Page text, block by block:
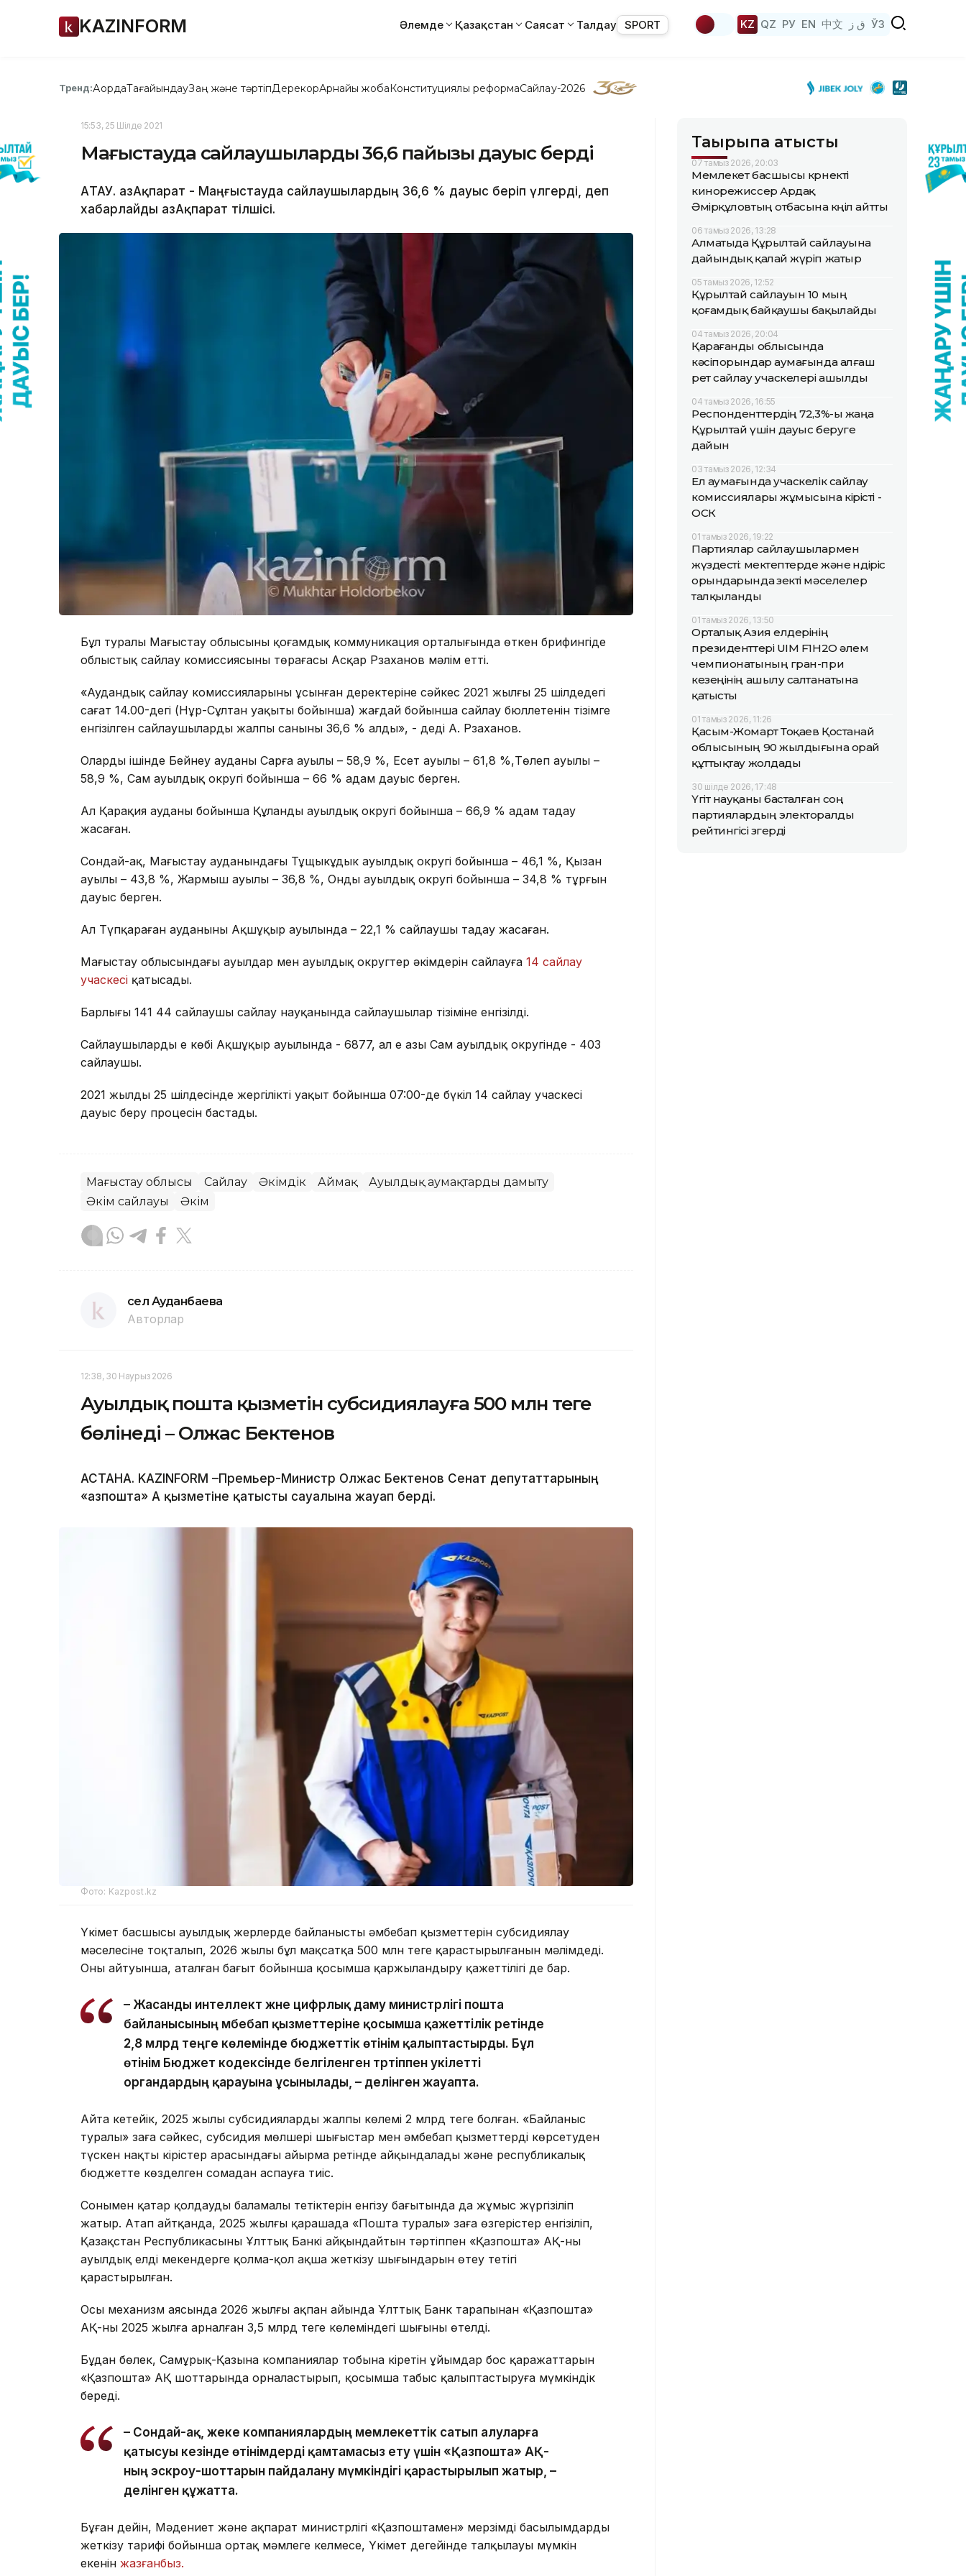
KAZINFORM Әлемде Қазақстан Саясат Талдау SPORT KZ QZ РУ EN 中文 ق ز ЎЗ
Тренд:АқордаТағайындауЗаң және тәртіпДерекқорАрнайы жобаКонституциялық реформаСайлау-2026
15:53, 25 Шілде 2021
Маңғыстауда сайлаушылардың 36,6 пайызы дауыс берді
АҚТАУ. ҚазАқпарат - Маңғыстауда сайлаушылардың 36,6 % дауыс беріп үлгерді, деп
хабарлайды ҚазАқпарат тілшісі.
Бұл туралы Маңғыстау облысының қоғамдық коммуникация орталығында өткен брифингіде
облыстық сайлау комиссиясының төрағасы Асқар Рзаханов мәлім етті.
«Аудандық сайлау комиссияларының ұсынған деректеріне сәйкес 2021 жылғы 25 шілдедегі
сағат 14.00-дегі (Нұр-Сұлтан уақыты бойынша) жағдай бойынша сайлау бюллетенін тізімге
енгізілген сайлаушылардың жалпы санының 36,6 % алды», - деді А. Рзаханов.
Олардың ішінде Бейнеу ауданы Сарға ауылы – 58,9 %, Есет ауылы – 61,8 %,Төлеп ауылы –
58,9 %, Сам ауылдық округі бойынша – 66 % адам дауыс берген.
Ал Қарақия ауданы бойынша Құланды ауылдық округі бойынша – 66,9 % адам таңдау
жасаған.
Сондай-ақ, Маңғыстау ауданындағы Тұщыкұдык ауылдық округі бойынша – 46,1 %, Қызан
ауылы – 43,8 %, Жармыш ауылы – 36,8 %, Онды ауылдық округі бойынша – 34,8 % тұрғын
дауыс берген.
Ал Түпқараған ауданының Ақшұқыр ауылында – 22,1 % сайлаушы таңдау жасаған.
Маңғыстау облысындағы ауылдар мен ауылдық округтер әкімдерін сайлауға 14 сайлау
учаскесі қатысады.
Барлығы 141 44 сайлаушы сайлау науқанында сайлаушылар тізіміне енгізілді.
Сайлаушылардың ең көбі Ақшұқыр ауылында - 6877, ал ең азы Сам ауылдық округінде - 403
сайлаушы.
2021 жылдың 25 шілдесінде жергілікті уақыт бойынша 07:00-де бүкіл 14 сайлау учаскесі
дауыс беру процесін бастады.
Маңғыстау облысы Сайлау Әкімдік Аймақ
Ауылдық аумақтарды дамыту
Әкім сайлауы
Әкім
Әсел Ауданбаева
Авторлар
12:38, 30 Наурыз 2026
Ауылдық пошта қызметін субсидиялауға 500 млн теңге
бөлінеді – Олжас Бектенов
АСТАНА. KAZINFORM –Премьер-Министр Олжас Бектенов Сенат депутаттарының
«Қазпошта» АҚ қызметіне қатысты сауалына жауап берді.
Фото: Kazpost.kz
Үкімет басшысы ауылдық жерлерде байланыстың әмбебап қызметтерін субсидиялау
мәселесіне тоқталып, 2026 жылы бұл мақсатқа 500 млн теңге қарастырылғанын мәлімдеді.
Оның айтуынша, аталған бағыт бойынша қосымша қаржыландыру қажеттілігі де бар.
– Жасанды интеллект және цифрлық даму министрлігі пошта
байланысының әмбебап қызметтеріне қосымша қажеттілік ретінде
2,8 млрд теңге көлемінде бюджеттік өтінім қалыптастырды. Бұл
өтінім Бюджет кодексінде белгіленген тәртіппен уәкілетті
органдардың қарауына ұсынылады, – делінген жауапта.
Айта кетейік, 2025 жылы субсидиялардың жалпы көлемі 2 млрд теңге болған. «Байланыс
туралы» заңға сәйкес, субсидия мөлшері шығыстар мен әмбебап қызметтерді көрсетуден
түскен нақты кірістер арасындағы айырма ретінде айқындалады және республикалық
бюджетте көзделген сомадан аспауға тиіс.
Сонымен қатар қолдаудың баламалы тетіктерін енгізу бағытында да жұмыс жүргізіліп
жатыр. Атап айтқанда, 2025 жылғы қарашада «Пошта туралы» заңға өзгерістер енгізіліп,
Қазақстан Республикасының Ұлттық Банкі айқындайтын тәртіппен «Қазпошта» АҚ-ның
ауылдық елді мекендерге қолма-қол ақша жеткізу шығындарын өтеу тетігі
қарастырылған.
Осы механизм аясында 2026 жылғы ақпан айында Ұлттық Банк тарапынан «Қазпошта»
АҚ-ның 2025 жылға арналған 3,5 млрд теңге көлеміндегі шығыны өтелді.
Бұдан бөлек, Самұрық-Қазына компаниялар тобына кіретін ұйымдар бос қаражаттарын
«Қазпошта» АҚ шоттарында орналастырып, қосымша табыс қалыптастыруға мүмкіндік
береді.
– Сондай-ақ, жеке компаниялардың мемлекеттік сатып алуларға
қатысуы кезінде өтінімдерді қамтамасыз ету үшін «Қазпошта» АҚ-
ның эскроу-шоттарын пайдалану мүмкіндігі қарастырылып жатыр, –
делінген құжатта.
Бұған дейін, Мәдениет және ақпарат министрлігі «Қазпоштамен» мерзімді басылымдарды
жеткізу тарифі бойынша ортақ мәмлеге келмесе, Үкімет деңгейінде талқылауы мүмкін
екенін жазғанбыз.
Тақырыпқа қатысты
07 тамыз 2026, 20:03
Мемлекет басшысы көрнекті
кинорежиссер Ардақ
Әмірқұловтың отбасына көңіл айтты
06 тамыз 2026, 13:28
Алматыда Құрылтай сайлауына
дайындық қалай жүріп жатыр
05 тамыз 2026, 12:52
Құрылтай сайлауын 10 мың
қоғамдық байқаушы бақылайды
04 тамыз 2026, 20:04
Қарағанды облысында
кәсіпорындар аумағында алғаш
рет сайлау учаскелері ашылды
04 тамыз 2026, 16:55
Респонденттердің 72,3%-ы жаңа
Құрылтай үшін дауыс беруге
дайын
03 тамыз 2026, 12:34
Ел аумағында учаскелік сайлау
комиссиялары жұмысына кірісті -
ОСК
01 тамыз 2026, 19:22
Партиялар сайлаушылармен
жүздесті: мектептерде және өндіріс
орындарында өзекті мәселелер
талқыланды
01 тамыз 2026, 13:50
Орталық Азия елдерінің
президенттері UIM F1H2O әлем
чемпионатының гран-при
кезеңінің ашылу салтанатына
қатысты
01 тамыз 2026, 11:26
Қасым-Жомарт Тоқаев Қостанай
облысының 90 жылдығына орай
құттықтау жолдады
30 шілде 2026, 17:48
Үгіт науқаны басталған соң
партиялардың электоралды
рейтингісі өзгерді